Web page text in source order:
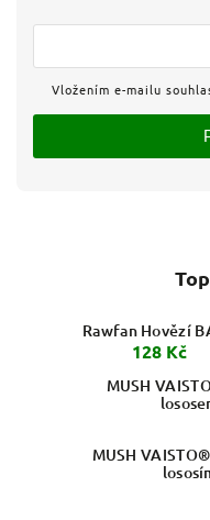
Rawfan Hovězí
128 Kč
MUSH
MUSH
Vložením e-mailu